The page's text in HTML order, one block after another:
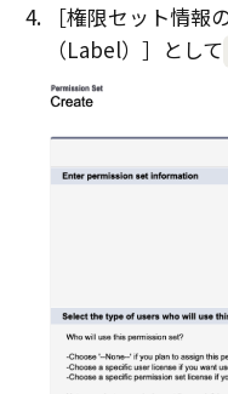
権限セット情報
（Label）
として